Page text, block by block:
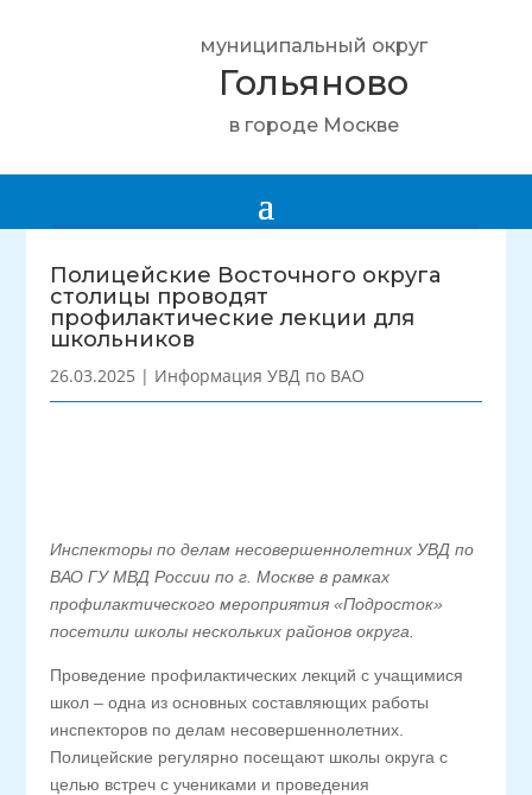
муниципальный округ
Гольяново
в городе Москве
Полицейские Восточного округа
столицы проводят
профилактические лекции для
школьников
26.03.2025 | Информация УВД по ВАО
Инспекторы по делам несовершеннолетних УВД по
ВАО ГУ МВД России по г. Москве в рамках
профилактического мероприятия «Подросток»
посетили школы нескольких районов округа.
Проведение профилактических лекций с учащимися
школ – одна из основных составляющих работы
инспекторов по делам несовершеннолетних.
Полицейские регулярно посещают школы округа с
целью встреч с учениками и проведения